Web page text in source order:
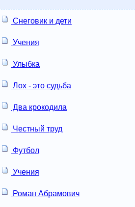
Снеговик и дети
Учения
Улыбка
Лох - это судьба
Два крокодила
Честный труд
Футбол
Учения
Роман Абрамович